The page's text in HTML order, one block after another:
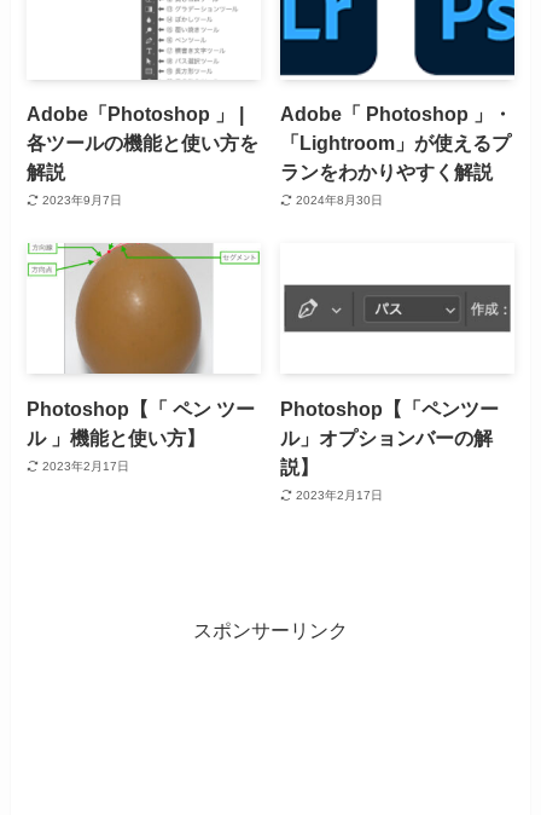
Adobe「Photoshop 」 |
各ツールの機能と使い方を
解説
2023年9月7日
Adobe「 Photoshop 」・
「Lightroom」が使えるプ
ランをわかりやすく解説
2024年8月30日
Photoshop【「 ペン ツー
ル 」機能と使い方】
2023年2月17日
Photoshop【「ペンツー
ル」オプションバーの解
説】
2023年2月17日
スポンサーリンク